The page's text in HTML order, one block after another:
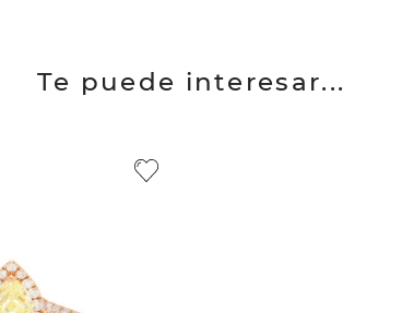
Te puede interesar...